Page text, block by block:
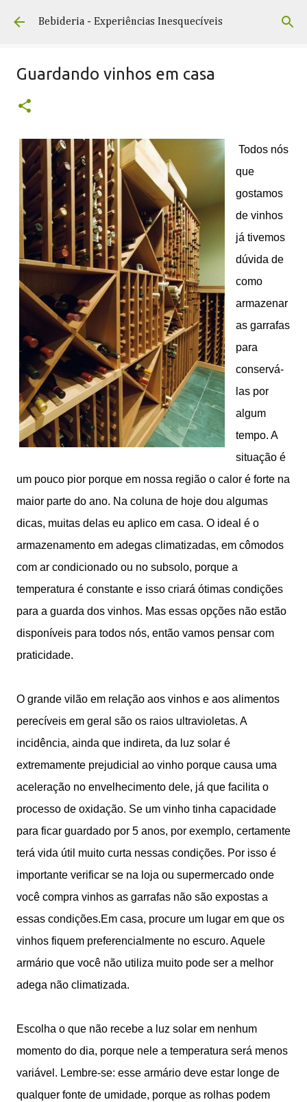
Pular para o conteúdo principal
Bebideria - Experiências Inesquecíveis
Guardando vinhos em casa
Todos nós
que
gostamos
de vinhos
já tivemos
dúvida de
como
armazenar
as garrafas
para
conservá-
las por
algum
tempo. A
situação é
um pouco pior porque em nossa região o calor é forte na
maior parte do ano. Na coluna de hoje dou algumas
dicas, muitas delas eu aplico em casa. O ideal é o
armazenamento em adegas climatizadas, em cômodos
com ar condicionado ou no subsolo, porque a
temperatura é constante e isso criará ótimas condições
para a guarda dos vinhos. Mas essas opções não estão
disponíveis para todos nós, então vamos pensar com
praticidade.
O grande vilão em relação aos vinhos e aos alimentos
perecíveis em geral são os raios ultravioletas. A
incidência, ainda que indireta, da luz solar é
extremamente prejudicial ao vinho porque causa uma
aceleração no envelhecimento dele, já que facilita o
processo de oxidação. Se um vinho tinha capacidade
para ficar guardado por 5 anos, por exemplo, certamente
terá vida útil muito curta nessas condições. Por isso é
importante verificar se na loja ou supermercado onde
você compra vinhos as garrafas não são expostas a
essas condições.Em casa, procure um lugar em que os
vinhos fiquem preferencialmente no escuro. Aquele
armário que você não utiliza muito pode ser a melhor
adega não climatizada.
Escolha o que não recebe a luz solar em nenhum
momento do dia, porque nele a temperatura será menos
variável. Lembre-se: esse armário deve estar longe de
qualquer fonte de umidade, porque as rolhas podem